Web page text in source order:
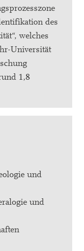
des
welches
Universität
1,8
und
und